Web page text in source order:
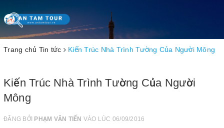
Toggle
navigation
Trang chủ Tin tức Kiến Trúc Nhà Trình Tường Của Người Mông
Kiến Trúc Nhà Trình Tường Của Người
Mông
ĐĂNG BỞI PHẠM VĂN TIẾN VÀO LÚC 06/09/2016